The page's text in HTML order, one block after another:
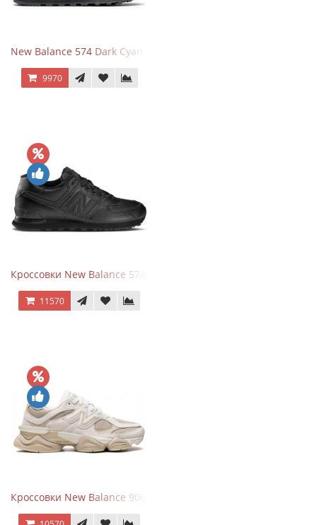
New Balance 574 Dark Cyan Black Suede
9970
Кроссовки New Balance 574 Triple Black Leather
11570
Кроссовки New Balance 9060 Beige White